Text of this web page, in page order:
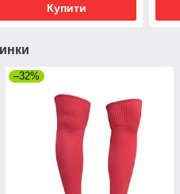
Купити
–32%